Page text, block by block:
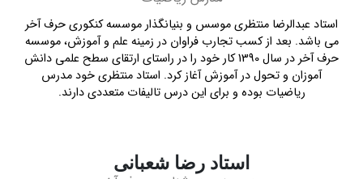
استاد عبدالرضا منتظری موسس و بنیانگذار موسسه کنکوری حرف آخر
می باشد. بعد از کسب تجارب فراوان در زمینه علم و آموزش، موسسه
حرف آخر در سال 1390 کار خود را در راستای ارتقای سطح علمی دانش
آموزان و تحول در آموزش آغاز کرد. استاد منتظری خود مدرس
ریاضیات بوده و برای این درس تالیفات متعددی دارند.
استاد رضا شعبانی